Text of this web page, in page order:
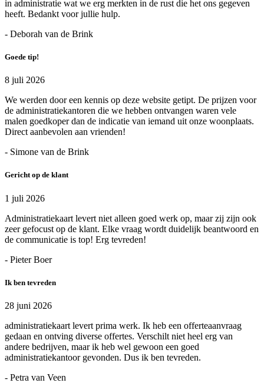
in administratie wat we erg merkten in de rust die het ons gegeven
heeft. Bedankt voor jullie hulp.
- Deborah van de Brink
Goede tip!
8 juli 2026
We werden door een kennis op deze website getipt. De prijzen voor
de administratiekantoren die we hebben ontvangen waren vele
malen goedkoper dan de indicatie van iemand uit onze woonplaats.
Direct aanbevolen aan vrienden!
- Simone van de Brink
Gericht op de klant
1 juli 2026
Administratiekaart levert niet alleen goed werk op, maar zij zijn ook
zeer gefocust op de klant. Elke vraag wordt duidelijk beantwoord en
de communicatie is top! Erg tevreden!
- Pieter Boer
Ik ben tevreden
28 juni 2026
administratiekaart levert prima werk. Ik heb een offerteaanvraag
gedaan en ontving diverse offertes. Verschilt niet heel erg van
andere bedrijven, maar ik heb wel gewoon een goed
administratiekantoor gevonden. Dus ik ben tevreden.
- Petra van Veen